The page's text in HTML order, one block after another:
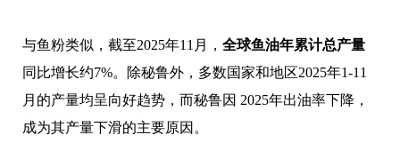
与鱼粉类似，截至2025年11月， 全球鱼油年累计总产量
同比增长约7%。除秘鲁外，多数国家和地区2025年1-11
月的产量均呈向好趋势，而秘鲁因 2025年出油率下降，
成为其产量下滑的主要原因。